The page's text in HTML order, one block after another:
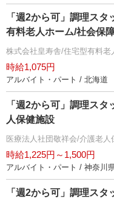
「週2から可」調理ス
有料老人ホーム/社会保
株式会社皇寿舎/住宅型有料
時給1,075円
アルバイト・パート / 北海道
「週2から可」調理ス
人保健施設
医療法人社団敬祥会/介護老
時給1,225円～1,500円
アルバイト・パート / 神奈川
「週2から可」調理ス